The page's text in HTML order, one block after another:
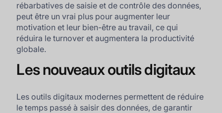
rébarbatives de saisie et de contrôle des données,
peut être un vrai plus pour augmenter leur
motivation et leur bien-être au travail, ce qui
réduira le turnover et augmentera la productivité
globale.
Les nouveaux outils digitaux
Les outils digitaux modernes permettent de réduire
le temps passé à saisir des données, de garantir